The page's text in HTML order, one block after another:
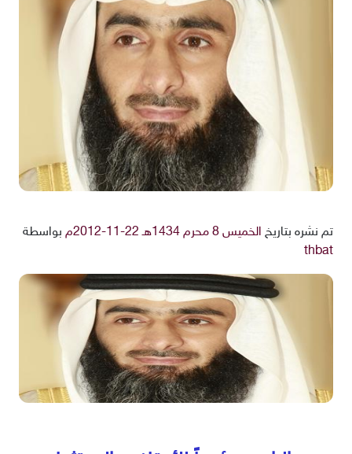
تم نشره بتاريخ الخميس 8 محرم 1434هـ 22-11-2012م
بواسطة
thbat